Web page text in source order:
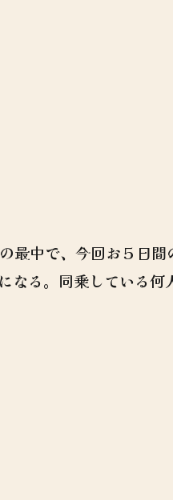
最中で、今回お５日間
なる。同乗している何